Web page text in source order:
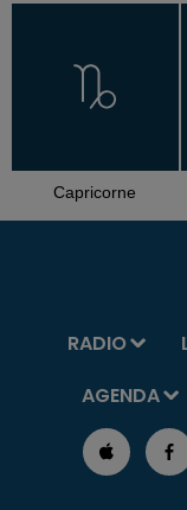
Capricorne
RADIO
AGENDA